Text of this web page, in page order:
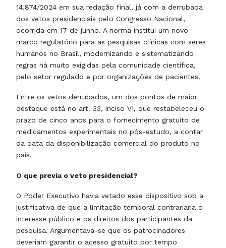
14.874/2024 em sua redação final, já com a derrubada
dos vetos presidenciais pelo Congresso Nacional,
ocorrida em 17 de junho. A norma institui um novo
marco regulatório para as pesquisas clínicas com seres
humanos no Brasil, modernizando e sistematizando
regras há muito exigidas pela comunidade científica,
pelo setor regulado e por organizações de pacientes.
Entre os vetos derrubados, um dos pontos de maior
destaque está no art. 33, inciso VI, que restabeleceu o
prazo de cinco anos para o fornecimento gratuito de
medicamentos experimentais no pós-estudo, a contar
da data da disponibilização comercial do produto no
país.
O que previa o veto presidencial?
O Poder Executivo havia vetado esse dispositivo sob a
justificativa de que a limitação temporal contrariaria o
interesse público e os direitos dos participantes da
pesquisa. Argumentava-se que os patrocinadores
deveriam garantir o acesso gratuito por tempo